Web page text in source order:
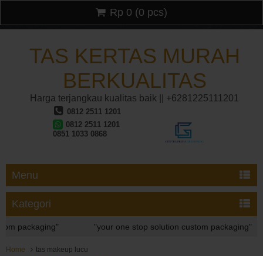
TAS KERTAS MURAH
BERKUALITAS
Harga terjangkau kualitas baik || +6281225111201
0812 2511 1201
0812 2511 1201
0851 1033 0868
Menu
Kategori
Rp 0 (0 pcs)
"your one stop solution custom packaging"
Home tas makeup lucu